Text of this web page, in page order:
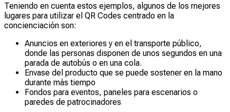
Teniendo en cuenta estos ejemplos, algunos de los mejores
lugares para utilizar el QR Codes centrado en la
concienciación son:
Anuncios en exteriores y en el transporte público,
donde las personas disponen de unos segundos en una
parada de autobús o en una cola.
Envase del producto que se puede sostener en la mano
durante más tiempo
Fondos para eventos, paneles para escenarios o
paredes de patrocinadores